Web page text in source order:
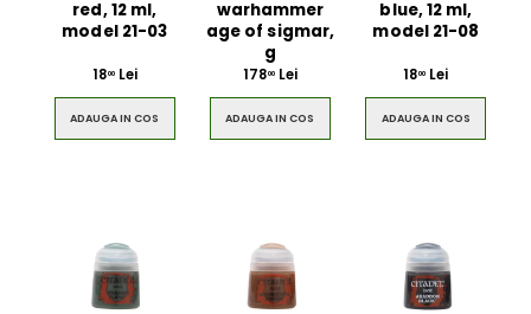
red, 12 ml,
model 21-03
1800Lei
ADAUGA IN COS
warhammer
age of sigmar,
g
17800Lei
ADAUGA IN COS
blue, 12 ml,
model 21-08
1800 Lei
ADAUGA IN COS